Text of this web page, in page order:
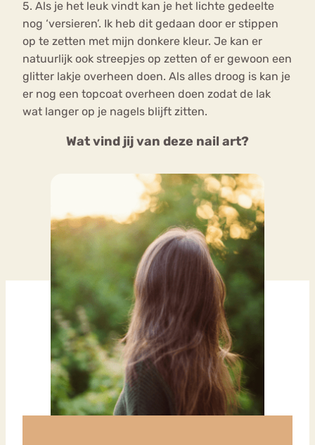
5. Als je het leuk vindt kan je het lichte gedeelte
nog ‘versieren’. Ik heb dit gedaan door er stippen
op te zetten met mijn donkere kleur. Je kan er
natuurlijk ook streepjes op zetten of er gewoon een
glitter lakje overheen doen. Als alles droog is kan je
er nog een topcoat overheen doen zodat de lak
wat langer op je nagels blijft zitten.
Wat vind jij van deze nail art?